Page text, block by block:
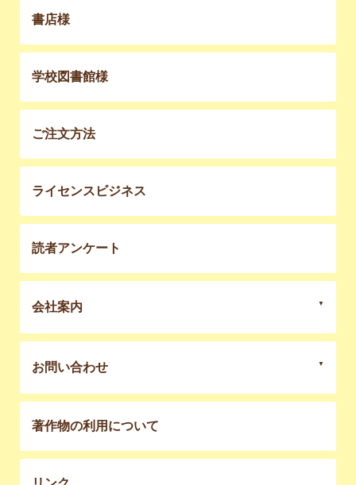
書店様
学校図書館様
ご注文方法
ライセンスビジネス
読者アンケート
会社案内
お問い合わせ
著作物の利用について